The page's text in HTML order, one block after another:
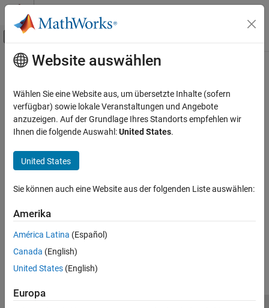
Weiter zum Inhalt
Umschaltung für Off-Canvas-
Startseite der Dokumentation
Hauptinhalt
How useful was this information?
Website auswählen
Wählen Sie eine Website aus, um übersetzte Inhalte (sofern
verfügbar) sowie lokale Veranstaltungen und Angebote
anzuzeigen. Auf der Grundlage Ihres Standorts empfehlen wir
Ihnen die folgende Auswahl:United States.
United States
Sie können auch eine Website aus der folgenden Liste auswählen:
Amerika
América Latina (Español)
Canada (English)
United States (English)
Europa